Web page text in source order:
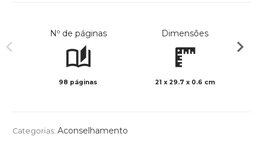
Nº de páginas
98 páginas
Dimensões
21 x 29.7 x 0.6 cm
Categorias: Aconselhamento